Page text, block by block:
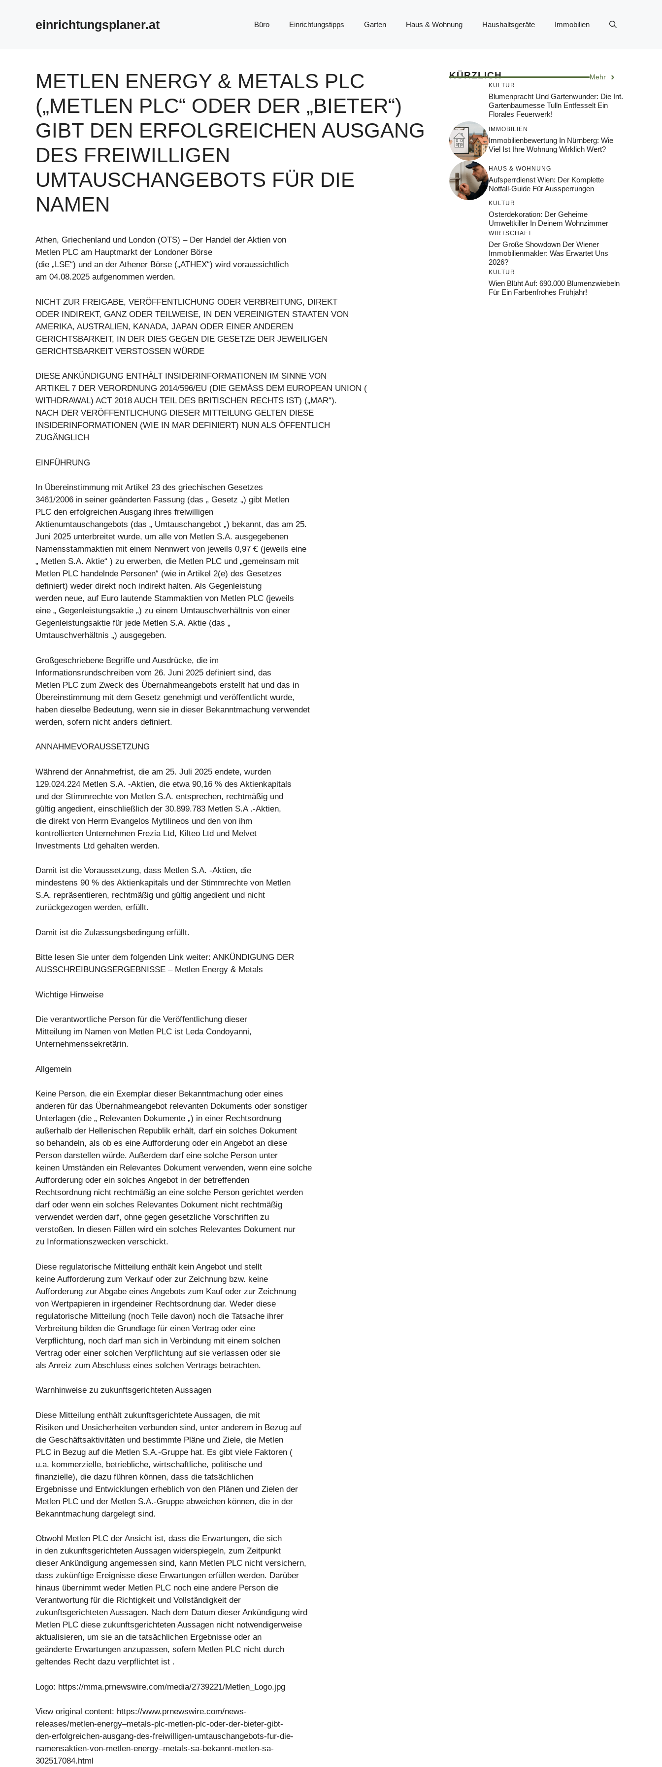
einrichtungsplaner.at Büro Einrichtungstipps Garten Haus & Wohnung Haushaltsgeräte Immobilien
METLEN ENERGY & METALS PLC
(„METLEN PLC“ ODER DER „BIETER“)
GIBT DEN ERFOLGREICHEN AUSGANG
DES FREIWILLIGEN
UMTAUSCHANGEBOTS FÜR DIE
NAMEN
Athen, Griechenland und London (OTS) – Der Handel der Aktien von
Metlen PLC am Hauptmarkt der Londoner Börse
(die „LSE“) und an der Athener Börse („ATHEX“) wird voraussichtlich
am 04.08.2025 aufgenommen werden.
NICHT ZUR FREIGABE, VERÖFFENTLICHUNG ODER VERBREITUNG, DIREKT
ODER INDIREKT, GANZ ODER TEILWEISE, IN DEN VEREINIGTEN STAATEN VON
AMERIKA, AUSTRALIEN, KANADA, JAPAN ODER EINER ANDEREN
GERICHTSBARKEIT, IN DER DIES GEGEN DIE GESETZE DER JEWEILIGEN
GERICHTSBARKEIT VERSTOSSEN WÜRDE
DIESE ANKÜNDIGUNG ENTHÄLT INSIDERINFORMATIONEN IM SINNE VON
ARTIKEL 7 DER VERORDNUNG 2014/596/EU (DIE GEMÄSS DEM EUROPEAN UNION (
WITHDRAWAL) ACT 2018 AUCH TEIL DES BRITISCHEN RECHTS IST) („MAR“).
NACH DER VERÖFFENTLICHUNG DIESER MITTEILUNG GELTEN DIESE
INSIDERINFORMATIONEN (WIE IN MAR DEFINIERT) NUN ALS ÖFFENTLICH
ZUGÄNGLICH
EINFÜHRUNG
In Übereinstimmung mit Artikel 23 des griechischen Gesetzes
3461/2006 in seiner geänderten Fassung (das „ Gesetz „) gibt Metlen
PLC den erfolgreichen Ausgang ihres freiwilligen
Aktienumtauschangebots (das „ Umtauschangebot „) bekannt, das am 25.
Juni 2025 unterbreitet wurde, um alle von Metlen S.A. ausgegebenen
Namensstammaktien mit einem Nennwert von jeweils 0,97 Ꞓ (jeweils eine
„ Metlen S.A. Aktie“ ) zu erwerben, die Metlen PLC und „gemeinsam mit
Metlen PLC handelnde Personen“ (wie in Artikel 2(e) des Gesetzes
definiert) weder direkt noch indirekt halten. Als Gegenleistung
werden neue, auf Euro lautende Stammaktien von Metlen PLC (jeweils
eine „ Gegenleistungsaktie „) zu einem Umtauschverhältnis von einer
Gegenleistungsaktie für jede Metlen S.A. Aktie (das „
Umtauschverhältnis „) ausgegeben.
Großgeschriebene Begriffe und Ausdrücke, die im
Informationsrundschreiben vom 26. Juni 2025 definiert sind, das
Metlen PLC zum Zweck des Übernahmeangebots erstellt hat und das in
Übereinstimmung mit dem Gesetz genehmigt und veröffentlicht wurde,
haben dieselbe Bedeutung, wenn sie in dieser Bekanntmachung verwendet
werden, sofern nicht anders definiert.
ANNAHMEVORAUSSETZUNG
Während der Annahmefrist, die am 25. Juli 2025 endete, wurden
129.024.224 Metlen S.A. -Aktien, die etwa 90,16 % des Aktienkapitals
und der Stimmrechte von Metlen S.A. entsprechen, rechtmäßig und
gültig angedient, einschließlich der 30.899.783 Metlen S.A .-Aktien,
die direkt von Herrn Evangelos Mytilineos und den von ihm
kontrollierten Unternehmen Frezia Ltd, Kilteo Ltd und Melvet
Investments Ltd gehalten werden.
Damit ist die Voraussetzung, dass Metlen S.A. -Aktien, die
mindestens 90 % des Aktienkapitals und der Stimmrechte von Metlen
S.A. repräsentieren, rechtmäßig und gültig angedient und nicht
zurückgezogen werden, erfüllt.
Damit ist die Zulassungsbedingung erfüllt.
Bitte lesen Sie unter dem folgenden Link weiter: ANKÜNDIGUNG DER
AUSSCHREIBUNGSERGEBNISSE – Metlen Energy & Metals
Wichtige Hinweise
Die verantwortliche Person für die Veröffentlichung dieser
Mitteilung im Namen von Metlen PLC ist Leda Condoyanni,
Unternehmenssekretärin.
Allgemein
Keine Person, die ein Exemplar dieser Bekanntmachung oder eines
anderen für das Übernahmeangebot relevanten Dokuments oder sonstiger
Unterlagen (die „ Relevanten Dokumente „) in einer Rechtsordnung
außerhalb der Hellenischen Republik erhält, darf ein solches Dokument
so behandeln, als ob es eine Aufforderung oder ein Angebot an diese
Person darstellen würde. Außerdem darf eine solche Person unter
keinen Umständen ein Relevantes Dokument verwenden, wenn eine solche
Aufforderung oder ein solches Angebot in der betreffenden
Rechtsordnung nicht rechtmäßig an eine solche Person gerichtet werden
darf oder wenn ein solches Relevantes Dokument nicht rechtmäßig
verwendet werden darf, ohne gegen gesetzliche Vorschriften zu
verstoßen. In diesen Fällen wird ein solches Relevantes Dokument nur
zu Informationszwecken verschickt.
Diese regulatorische Mitteilung enthält kein Angebot und stellt
keine Aufforderung zum Verkauf oder zur Zeichnung bzw. keine
Aufforderung zur Abgabe eines Angebots zum Kauf oder zur Zeichnung
von Wertpapieren in irgendeiner Rechtsordnung dar. Weder diese
regulatorische Mitteilung (noch Teile davon) noch die Tatsache ihrer
Verbreitung bilden die Grundlage für einen Vertrag oder eine
Verpflichtung, noch darf man sich in Verbindung mit einem solchen
Vertrag oder einer solchen Verpflichtung auf sie verlassen oder sie
als Anreiz zum Abschluss eines solchen Vertrags betrachten.
Warnhinweise zu zukunftsgerichteten Aussagen
Diese Mitteilung enthält zukunftsgerichtete Aussagen, die mit
Risiken und Unsicherheiten verbunden sind, unter anderem in Bezug auf
die Geschäftsaktivitäten und bestimmte Pläne und Ziele, die Metlen
PLC in Bezug auf die Metlen S.A.-Gruppe hat. Es gibt viele Faktoren (
u.a. kommerzielle, betriebliche, wirtschaftliche, politische und
finanzielle), die dazu führen können, dass die tatsächlichen
Ergebnisse und Entwicklungen erheblich von den Plänen und Zielen der
Metlen PLC und der Metlen S.A.-Gruppe abweichen können, die in der
Bekanntmachung dargelegt sind.
Obwohl Metlen PLC der Ansicht ist, dass die Erwartungen, die sich
in den zukunftsgerichteten Aussagen widerspiegeln, zum Zeitpunkt
dieser Ankündigung angemessen sind, kann Metlen PLC nicht versichern,
dass zukünftige Ereignisse diese Erwartungen erfüllen werden. Darüber
hinaus übernimmt weder Metlen PLC noch eine andere Person die
Verantwortung für die Richtigkeit und Vollständigkeit der
zukunftsgerichteten Aussagen. Nach dem Datum dieser Ankündigung wird
Metlen PLC diese zukunftsgerichteten Aussagen nicht notwendigerweise
aktualisieren, um sie an die tatsächlichen Ergebnisse oder an
geänderte Erwartungen anzupassen, sofern Metlen PLC nicht durch
geltendes Recht dazu verpflichtet ist .
Logo: https://mma.prnewswire.com/media/2739221/Metlen_Logo.jpg
View original content: https://www.prnewswire.com/news-
releases/metlen-energy–metals-plc-metlen-plc-oder-der-bieter-gibt-
den-erfolgreichen-ausgang-des-freiwilligen-umtauschangebots-fur-die-
namensaktien-von-metlen-energy–metals-sa-bekannt-metlen-sa-
302517084.html
KÜRZLICH Mehr
KULTUR
Blumenpracht Und Gartenwunder: Die Int.
Gartenbaumesse Tulln Entfesselt Ein
Florales Feuerwerk!
IMMOBILIEN
Immobilienbewertung In Nürnberg: Wie
Viel Ist Ihre Wohnung Wirklich Wert?
HAUS & WOHNUNG
Aufsperrdienst Wien: Der Komplette
Notfall-Guide Für Aussperrungen
KULTUR
Osterdekoration: Der Geheime
Umweltkiller In Deinem Wohnzimmer
WIRTSCHAFT
Der Große Showdown Der Wiener
Immobilienmakler: Was Erwartet Uns
2026?
KULTUR
Wien Blüht Auf: 690.000 Blumenzwiebeln
Für Ein Farbenfrohes Frühjahr!